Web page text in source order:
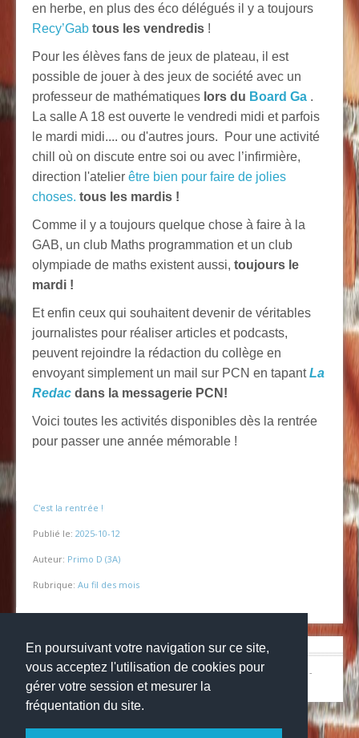
En poursuivant votre navigation sur ce site,
vous acceptez l'utilisation de cookies pour
gérer votre session et mesurer la
fréquentation du site.
en herbe, en plus des éco délégués il y a toujours
Recy’Gab tous les vendredis !
Pour les élèves fans de jeux de plateau, il est
possible de jouer à des jeux de société avec un
professeur de mathématiques lors du Board Ga .
La salle A 18 est ouverte le vendredi midi et parfois
le mardi midi.... ou d'autres jours. Pour une activité
chill où on discute entre soi ou avec l’infirmière,
direction l'atelier être bien pour faire de jolies
choses. tous les mardis !
Comme il y a toujours quelque chose à faire à la
GAB, un club Maths programmation et un club
olympiade de maths existent aussi, toujours le
mardi !
Et enfin ceux qui souhaitent devenir de véritables
journalistes pour réaliser articles et podcasts,
peuvent rejoindre la rédaction du collège en
envoyant simplement un mail sur PCN en tapantLa
Redac dans la messagerie PCN!
Voici toutes les activités disponibles dès la rentrée
pour passer une année mémorable !
C'est la rentrée !
Publié le: 2025-10-12
Auteur: Primo D (3A)
Rubrique: Au fil des mois
© Copyright 2024 Collège la grange aux belles-Mentions légales
-
Websco